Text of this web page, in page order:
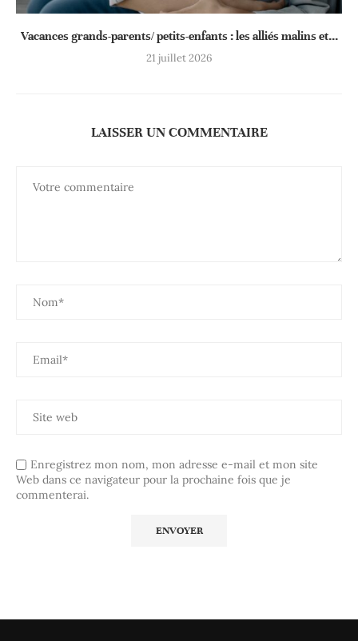
Vacances grands-parents/ petits-enfants : les alliés malins et...
21 juillet 2026
LAISSER UN COMMENTAIRE
Enregistrez mon nom, mon adresse e-mail et mon site
Web dans ce navigateur pour la prochaine fois que je
commenterai.